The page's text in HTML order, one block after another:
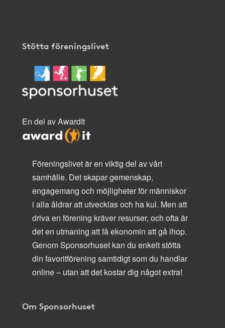
Stötta föreningslivet
En del av AwardIt
Föreningslivet är en viktig del av vårt
samhälle. Det skapar gemenskap,
engagemang och möjligheter för människor
i alla åldrar att utvecklas och ha kul. Men att
driva en förening kräver resurser, och ofta är
det en utmaning att få ekonomin att gå ihop.
Genom Sponsorhuset kan du enkelt stötta
din favoritförening samtidigt som du handlar
online – utan att det kostar dig något extra!
Om Sponsorhuset